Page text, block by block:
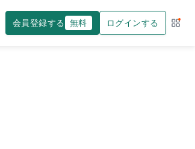
会員登録する 無料 ログインする サー